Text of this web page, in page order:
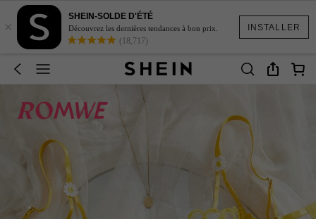
INSTALLER
×
SHEIN-SOLDE D'ÉTÉ
Découvrez les dernières tendances à bon prix.
(18,717)